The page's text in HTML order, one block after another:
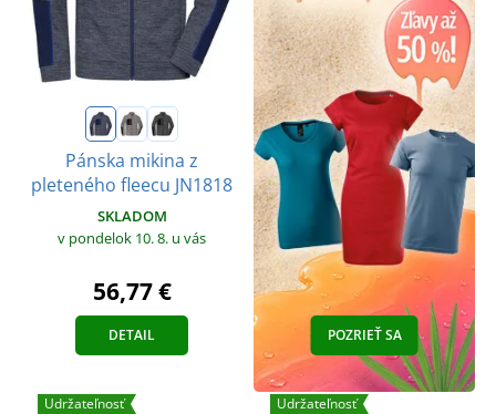
Pánska mikina z
pleteného fleecu JN1818
SKLADOM
v pondelok 10. 8. u vás
56,77 €
DETAIL POZRIEŤ SA
Udržateľnosť
Udržateľnosť